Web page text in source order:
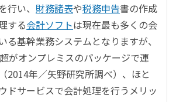
行い、 財務諸表や税務申告書の作成
する会計ソフトは現在最も多くの会
る基幹業務システムとなりますが、
がオンプレミスのパッケージで運
2014年／矢野研究所調べ）、ほと
ドサービスで会計処理を行うメリッ